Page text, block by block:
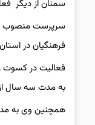
سمنان از دیگر
فرهنگیان در
فعالیت در کسوت
به مدت سه سال
همچنین وی به